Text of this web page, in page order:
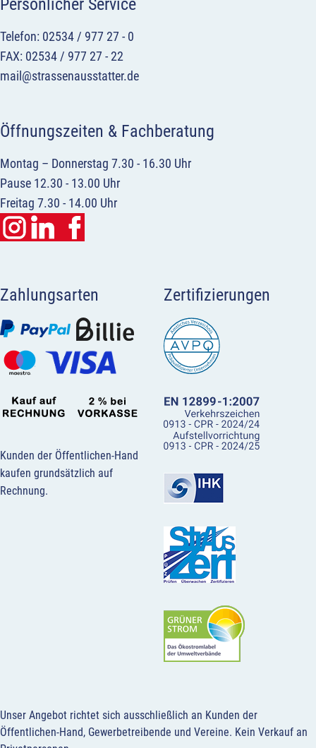
Persönlicher Service
Telefon: 02534 / 977 27 - 0
FAX: 02534 / 977 27 - 22
mail@strassenausstatter.de
Öffnungszeiten & Fachberatung
Montag – Donnerstag 7.30 - 16.30 Uhr
Pause 12.30 - 13.00 Uhr
Freitag 7.30 - 14.00 Uhr
Zahlungsarten
Kunden der Öffentlichen-Hand
kaufen grundsätzlich auf
Rechnung.
Zertifizierungen
Unser Angebot richtet sich ausschließlich an Kunden der
Öffentlichen-Hand, Gewerbetreibende und Vereine. Kein Verkauf an